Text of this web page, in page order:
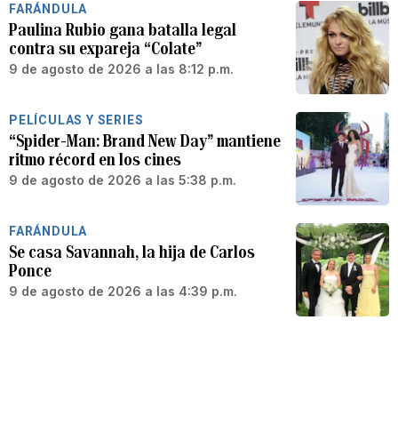
FARÁNDULA
Paulina Rubio gana batalla legal
contra su expareja “Colate”
9 de agosto de 2026 a las 8:12 p.m.
PELÍCULAS Y SERIES
“Spider-Man: Brand New Day” mantiene
ritmo récord en los cines
9 de agosto de 2026 a las 5:38 p.m.
FARÁNDULA
Se casa Savannah, la hija de Carlos
Ponce
9 de agosto de 2026 a las 4:39 p.m.